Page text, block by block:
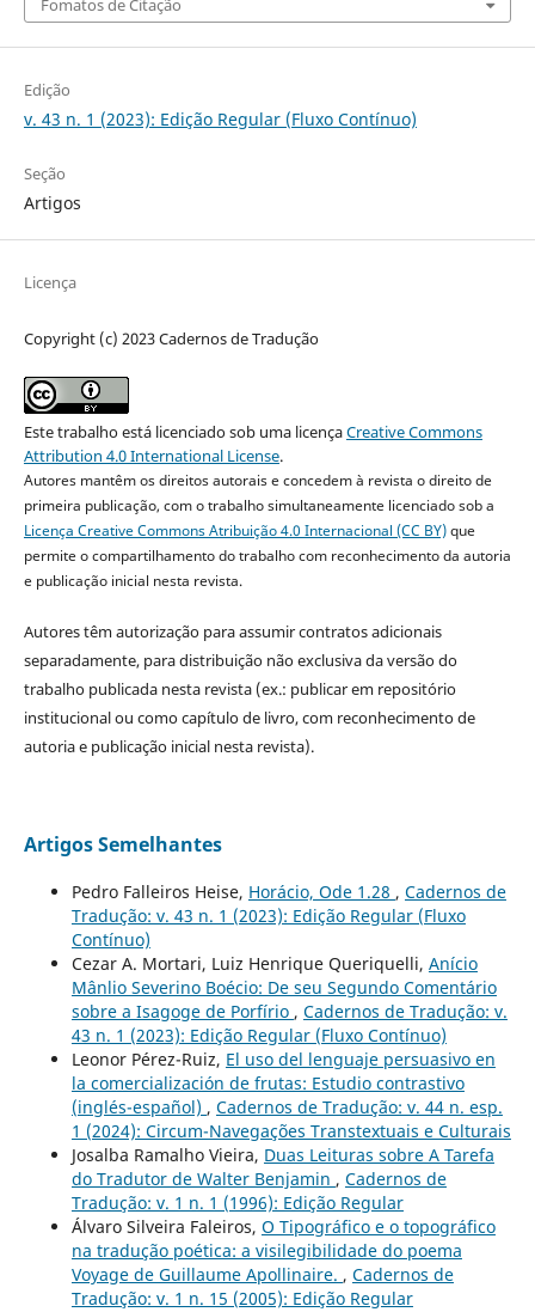
Fomatos de Citação
Edição
v. 43 n. 1 (2023): Edição Regular (Fluxo Contínuo)
Seção
Artigos
Licença
Copyright (c) 2023 Cadernos de Tradução
Este trabalho está licenciado sob uma licençaCreative Commons
Attribution 4.0 International License.
Autores mantêm os direitos autorais e concedem à revista o direito de
primeira publicação, com o trabalho simultaneamente licenciado sob a
Licença Creative Commons Atribuição 4.0 Internacional (CC BY)que
permite o compartilhamento do trabalho com reconhecimento da autoria
e publicação inicial nesta revista.
Autores têm autorização para assumir contratos adicionais
separadamente, para distribuição não exclusiva da versão do
trabalho publicada nesta revista (ex.: publicar em repositório
institucional ou como capítulo de livro, com reconhecimento de
autoria e publicação inicial nesta revista).
Artigos Semelhantes
Pedro Falleiros Heise, Horácio, Ode 1.28 , Cadernos de
Tradução: v. 43 n. 1 (2023): Edição Regular (Fluxo
Contínuo)
Cezar A. Mortari, Luiz Henrique Queriquelli, Anício
Mânlio Severino Boécio: De seu Segundo Comentário
sobre a Isagoge de Porfírio , Cadernos de Tradução: v.
43 n. 1 (2023): Edição Regular (Fluxo Contínuo)
Leonor Pérez-Ruiz, El uso del lenguaje persuasivo en
la comercialización de frutas: Estudio contrastivo
(inglés-español) , Cadernos de Tradução: v. 44 n. esp.
1 (2024): Circum-Navegações Transtextuais e Culturais
Josalba Ramalho Vieira, Duas Leituras sobre A Tarefa
do Tradutor de Walter Benjamin , Cadernos de
Tradução: v. 1 n. 1 (1996): Edição Regular
Álvaro Silveira Faleiros, O Tipográfico e o topográfico
na tradução poética: a visilegibilidade do poema
Voyage de Guillaume Apollinaire. , Cadernos de
Tradução: v. 1 n. 15 (2005): Edição Regular